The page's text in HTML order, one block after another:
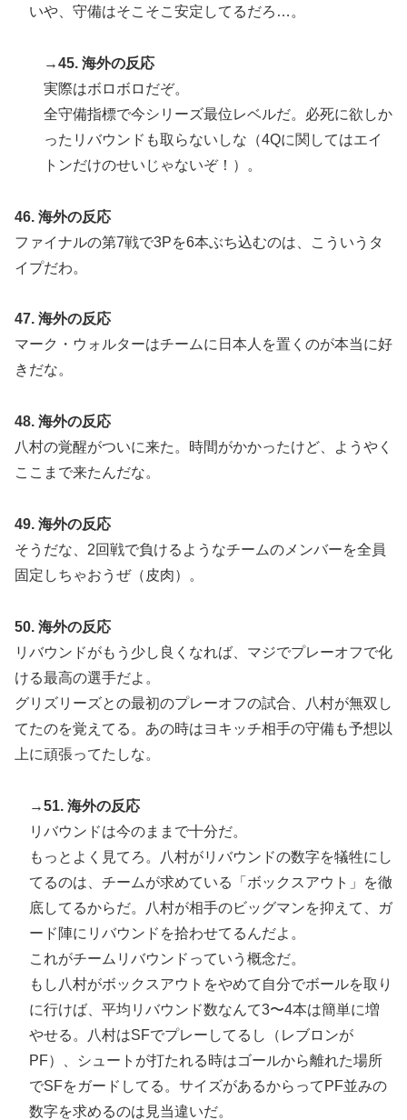
いや、守備はそこそこ安定してるだろ…。
→45. 海外の反応
実際はボロボロだぞ。
全守備指標で今シリーズ最位レベルだ。必死に欲しか
ったリバウンドも取らないしな（4Qに関してはエイ
トンだけのせいじゃないぞ！）。
46. 海外の反応
ファイナルの第7戦で3Pを6本ぶち込むのは、こういうタ
イプだわ。
47. 海外の反応
マーク・ウォルターはチームに日本人を置くのが本当に好
きだな。
48. 海外の反応
八村の覚醒がついに来た。時間がかかったけど、ようやく
ここまで来たんだな。
49. 海外の反応
そうだな、2回戦で負けるようなチームのメンバーを全員
固定しちゃおうぜ（皮肉）。
50. 海外の反応
リバウンドがもう少し良くなれば、マジでプレーオフで化
ける最高の選手だよ。
グリズリーズとの最初のプレーオフの試合、八村が無双し
てたのを覚えてる。あの時はヨキッチ相手の守備も予想以
上に頑張ってたしな。
→51. 海外の反応
リバウンドは今のままで十分だ。
もっとよく見てろ。八村がリバウンドの数字を犠牲にし
てるのは、チームが求めている「ボックスアウト」を徹
底してるからだ。八村が相手のビッグマンを抑えて、ガ
ード陣にリバウンドを拾わせてるんだよ。
これがチームリバウンドっていう概念だ。
もし八村がボックスアウトをやめて自分でボールを取り
に行けば、平均リバウンド数なんて3〜4本は簡単に増
やせる。八村はSFでプレーしてるし（レブロンが
PF）、シュートが打たれる時はゴールから離れた場所
でSFをガードしてる。サイズがあるからってPF並みの
数字を求めるのは見当違いだ。